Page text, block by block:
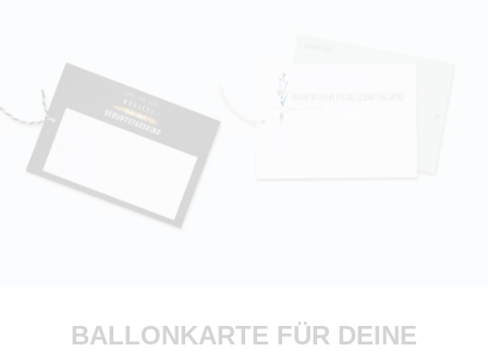
BALLONKARTE FÜR DEINE